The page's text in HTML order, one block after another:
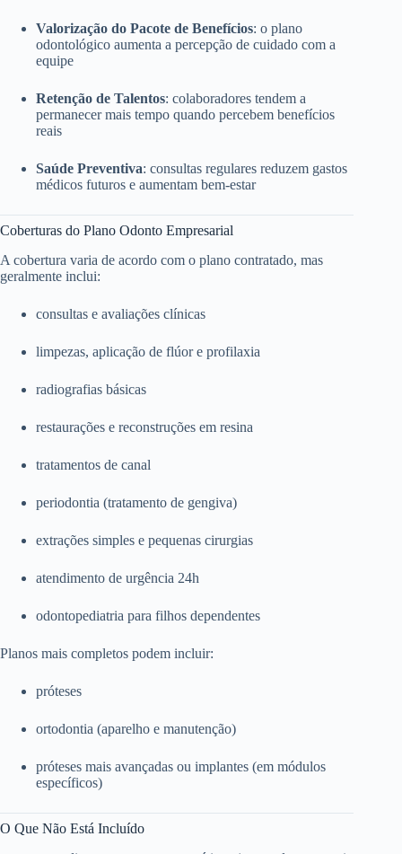
Valorização do Pacote de Benefícios: o plano
odontológico aumenta a percepção de cuidado com a
equipe
Retenção de Talentos: colaboradores tendem a
permanecer mais tempo quando percebem benefícios
reais
Saúde Preventiva: consultas regulares reduzem gastos
médicos futuros e aumentam bem-estar
Coberturas do Plano Odonto Empresarial
A cobertura varia de acordo com o plano contratado, mas
geralmente inclui:
consultas e avaliações clínicas
limpezas, aplicação de flúor e profilaxia
radiografias básicas
restaurações e reconstruções em resina
tratamentos de canal
periodontia (tratamento de gengiva)
extrações simples e pequenas cirurgias
atendimento de urgência 24h
odontopediatria para filhos dependentes
Planos mais completos podem incluir:
próteses
ortodontia (aparelho e manutenção)
próteses mais avançadas ou implantes (em módulos
específicos)
O Que Não Está Incluído